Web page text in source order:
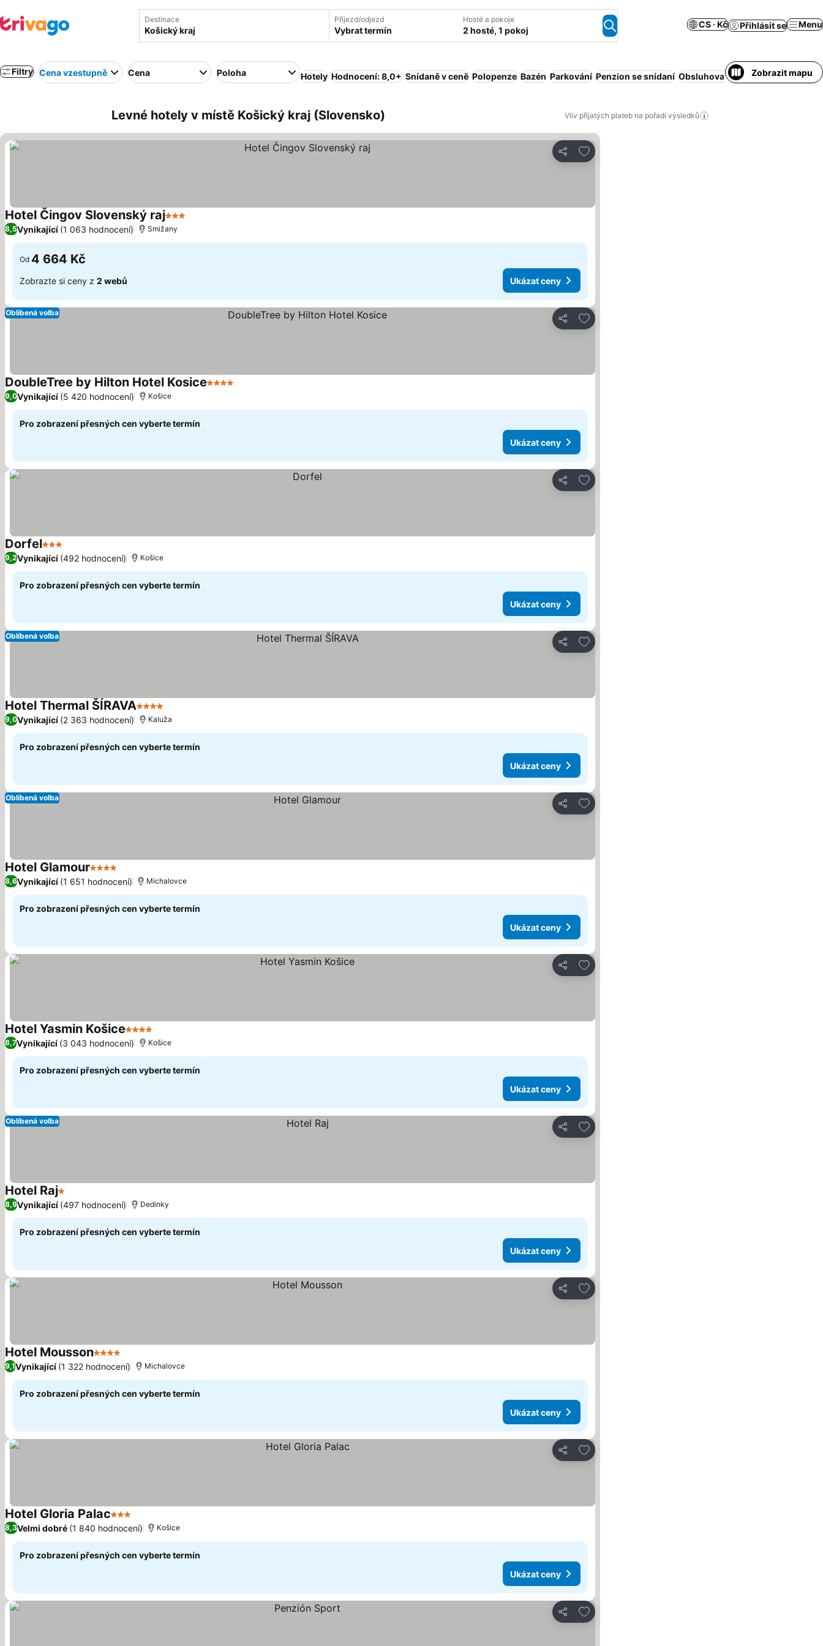
Destinace Příjezd/odjezd
Vybrat termín
Hosté a pokoje
2 hosté, 1 pokoj
CS · Kč Přihlásit se Menu
Filtry Cena vzestupně Cena Poloha Hotely Hodnocení: 8,0+ Snídaně v ceně Polopenze Bazén Parkování Penzion se snídaní Obsluhovaný apartmán Krytý
Zobrazit mapu
Levné hotely v místě Košický kraj (Slovensko) Vliv přijatých plateb na pořadí výsledků
Sdílet
Přidat na seznam oblíbených hotelů
Hotel Čingov Slovenský raj3 Počet hvězdiček
8,5Vynikající (1 063 hodnocení) Smižany
Od 4 664 Kč
Zobrazte si ceny z 2 webů Ukázat ceny
Sdílet
Přidat na seznam oblíbených hotelů
Oblíbená volba
DoubleTree by Hilton Hotel Kosice4 Počet hvězdiček
9,0Vynikající (5 420 hodnocení) Košice
Pro zobrazení přesných cen vyberte termín
Ukázat ceny
Sdílet
Přidat na seznam oblíbených hotelů
Dorfel3 Počet hvězdiček
9,2Vynikající (492 hodnocení) Košice
Pro zobrazení přesných cen vyberte termín
Ukázat ceny
Sdílet
Přidat na seznam oblíbených hotelů
Oblíbená volba
Hotel Thermal ŠÍRAVA4 Počet hvězdiček
9,0Vynikající (2 363 hodnocení) Kaluža
Pro zobrazení přesných cen vyberte termín
Ukázat ceny
Sdílet
Přidat na seznam oblíbených hotelů
Oblíbená volba
Hotel Glamour4 Počet hvězdiček
8,6Vynikající (1 651 hodnocení) Michalovce
Pro zobrazení přesných cen vyberte termín
Ukázat ceny
Sdílet
Přidat na seznam oblíbených hotelů
Hotel Yasmin Košice4 Počet hvězdiček
8,7Vynikající (3 043 hodnocení) Košice
Pro zobrazení přesných cen vyberte termín
Ukázat ceny
Sdílet
Přidat na seznam oblíbených hotelů
Oblíbená volba
Hotel Raj1 Počet hvězdiček
8,9Vynikající (497 hodnocení) Dedinky
Pro zobrazení přesných cen vyberte termín
Ukázat ceny
Sdílet
Přidat na seznam oblíbených hotelů
Hotel Mousson4 Počet hvězdiček
9,1Vynikající (1 322 hodnocení) Michalovce
Pro zobrazení přesných cen vyberte termín
Ukázat ceny
Sdílet
Přidat na seznam oblíbených hotelů
Hotel Gloria Palac3 Počet hvězdiček
8,3Velmi dobré (1 840 hodnocení) Košice
Pro zobrazení přesných cen vyberte termín
Ukázat ceny
Sdílet
Přidat na seznam oblíbených hotelů